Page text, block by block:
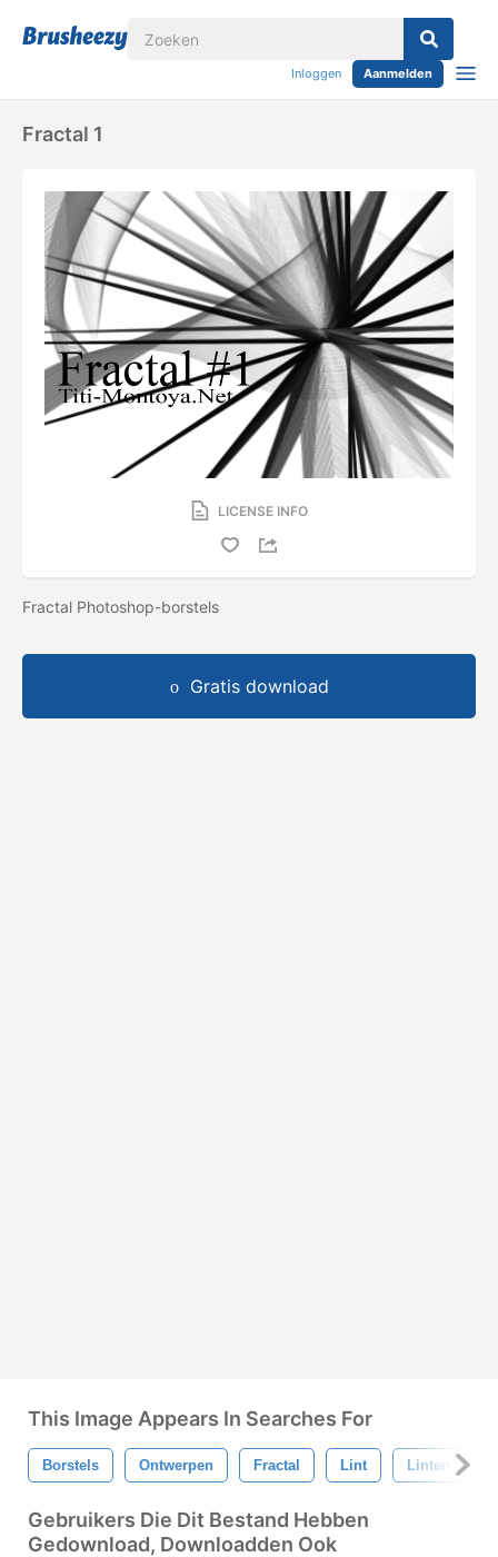
Inloggen Aanmelden
Fractal 1
LICENSE INFO
Fractal Photoshop-borstels
Gratis download
This Image Appears In Searches For
Borstels Ontwerpen Fractal Lint Linten
Gebruikers Die Dit Bestand Hebben
Gedownload, Downloadden Ook